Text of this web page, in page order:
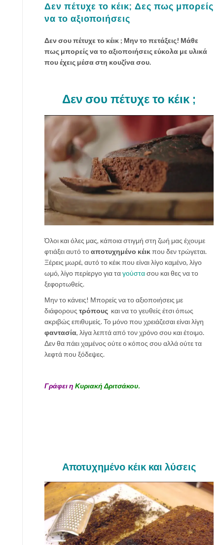
Δεν πέτυχε το κέικ; Δες πως μπορείς
να το αξιοποιήσεις
Δεν σου πέτυχε το κέικ ; Μην το πετάξεις! Μάθε
πως μπορείς να το αξιοποιήσεις εύκολα με υλικά
που έχεις μέσα στη κουζίνα σου.
Δεν σου πέτυχε το κέικ ;
Όλοι και όλες μας, κάποια στιγμή στη ζωή μας έχουμε
φτιάξει αυτό τοαποτυχημένο κέικπου δεν τρώγεται.
Ξέρεις μωρέ, αυτό το κέικ που είναι λίγο καμένο, λίγο
ωμό, λίγο περίεργο για ταγούστασου και θες να το
ξεφορτωθείς.
Μην το κάνεις! Μπορείς να το αξιοποιήσεις με
διάφορους τρόπους και να το γευθείς έτσι όπως
ακριβώς επιθυμείς. Το μόνο που χρειάζεσαι είναι λίγη
φαντασία, λίγα λεπτά από τον χρόνο σου και έτοιμο.
Δεν θα πάει χαμένος ούτε ο κόπος σου αλλά ούτε τα
λεφτά που ξόδεψες.
Γράφει η Κυριακή Δριτσάκου.
Αποτυχημένο κέικ και λύσεις